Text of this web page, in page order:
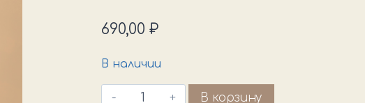
690,00 ₽
В наличии
КоличествоВ корзину